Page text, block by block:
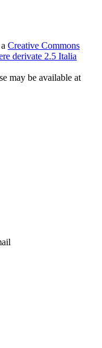
Creative Commons
derivate 2.5 Italia
may be available at